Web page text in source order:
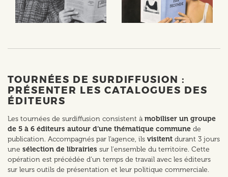
TOURNÉES DE SURDIFFUSION :
PRÉSENTER LES CATALOGUES DES
ÉDITEURS
Les tournées de surdiffusion consistent à mobiliser un groupe
de 5 à 6 éditeurs autour d’une thématique commune de
publication. Accompagnés par l’agence, ils visitent durant 3 jours
une sélection de librairies sur l'ensemble du territoire. Cette
opération est précédée d’un temps de travail avec les éditeurs
sur leurs outils de présentation et leur politique commerciale.